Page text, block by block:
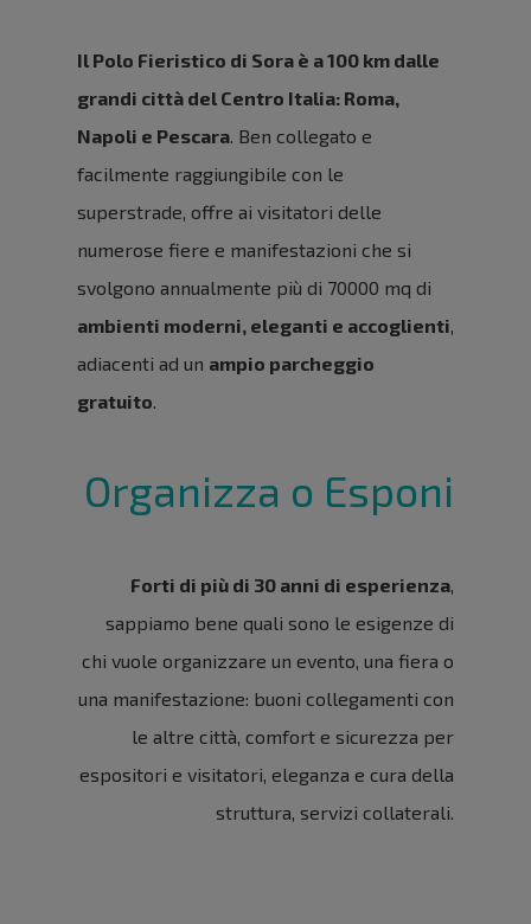
Il Polo Fieristico di Sora è a 100 km dalle
grandi città del Centro Italia: Roma,
Napoli e Pescara . Ben collegato e
facilmente raggiungibile con le
superstrade, offre ai visitatori delle
numerose fiere e manifestazioni che si
svolgono annualmente più di 70000 mq di
ambienti moderni, eleganti e accoglienti
adiacenti ad un ampio parcheggio
gratuito
Organizza o Esponi
Forti di più di 30 anni di esperienza
sappiamo bene quali sono le esigenze di
chi vuole organizzare un evento, una fiera o
una manifestazione: buoni collegamenti con
le altre città, comfort e sicurezza per
espositori e visitatori, eleganza e cura della
struttura, servizi collaterali.